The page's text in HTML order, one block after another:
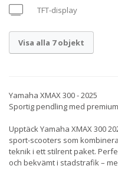
TFT-display
Visa alla 7 objekt
Yamaha XMAX 300 - 2025
Sportig pendling med
Upptäck Yamaha XMAX 300
sport-scooters som
teknik i ett stilrent paket.
och bekvämt i stadstrafik –